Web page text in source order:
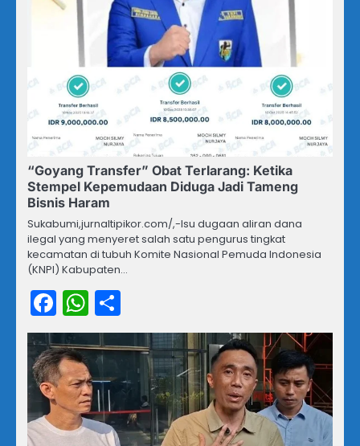
“Goyang Transfer” Obat Terlarang: Ketika
Stempel Kepemudaan Diduga Jadi Tameng
Bisnis Haram
Sukabumi,jurnaltipikor.com/,-Isu dugaan aliran dana
ilegal yang menyeret salah satu pengurus tingkat
kecamatan di tubuh Komite Nasional Pemuda Indonesia
(KNPI) Kabupaten…
Facebook
WhatsApp